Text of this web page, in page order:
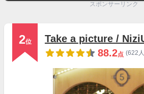
スポンサーリンク
2位
Take a picture /
88.2点 (622